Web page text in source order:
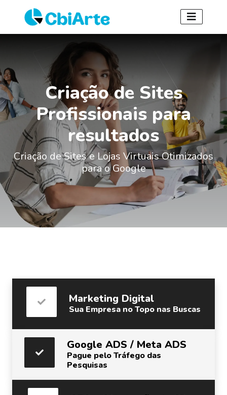
Criação de Sites
Profissionais para
resultados
Criação de Sites e Lojas Virtuais Otimizados
para o Google
Marketing Digital
Sua Empresa no Topo nas Buscas
Google ADS / Meta ADS
Pague pelo Tráfego das
Pesquisas